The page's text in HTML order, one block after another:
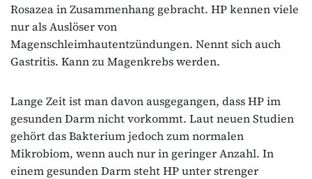
Rosazea in Zusammenhang gebracht. HP kennen viele
nur als Auslöser von
Magenschleimhautentzündungen. Nennt sich auch
Gastritis. Kann zu Magenkrebs werden.
Lange Zeit ist man davon ausgegangen, dass HP im
gesunden Darm nicht vorkommt. Laut neuen Studien
gehört das Bakterium jedoch zum normalen
Mikrobiom, wenn auch nur in geringer Anzahl. In
einem gesunden Darm steht HP unter strenger